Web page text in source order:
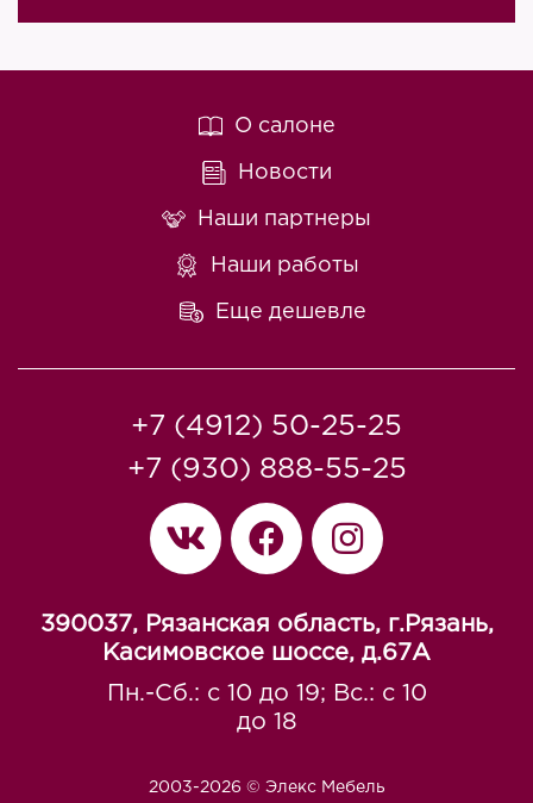
О салоне
Новости
Наши партнеры
Наши работы
Еще дешевле
+7 (4912) 50-25-25
+7 (930) 888-55-25
390037, Рязанская область, г.Рязань,
Касимовское шоссе, д.67A
Пн.-Сб.: с 10 до 19; Вс.: с 10
до 18
2003-2026 © Элекс Мебель